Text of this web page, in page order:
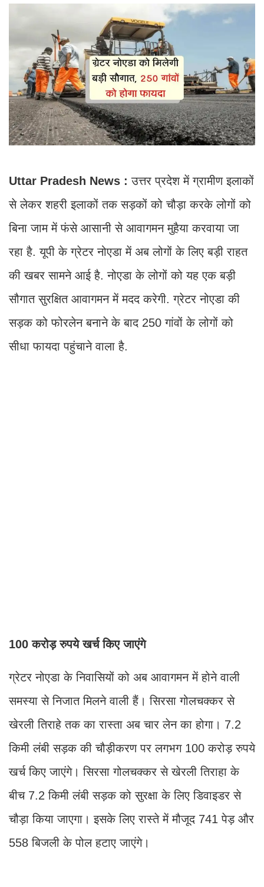
Uttar Pradesh News :उत्तर प्रदेश में ग्रामीण इलाकों
से लेकर शहरी इलाकों तक सड़कों को चौड़ा करके लोगों को
बिना जाम में फंसे आसानी से आवागमन मुहैया करवाया जा
रहा है. यूपी के ग्रेटर नोएडा में अब लोगों के लिए बड़ी राहत
की खबर सामने आई है. नोएडा के लोगों को यह एक बड़ी
सौगात सुरक्षित आवागमन में मदद करेगी. ग्रेटर नोएडा की
सड़क को फोरलेन बनाने के बाद 250 गांवों के लोगों को
सीधा फायदा पहुंचाने वाला है.
100 करोड़ रुपये खर्च किए जाएंगे
ग्रेटर नोएडा के निवासियों को अब आवागमन में होने वाली
समस्या से निजात मिलने वाली हैं। सिरसा गोलचक्कर से
खेरली तिराहे तक का रास्ता अब चार लेन का होगा। 7.2
किमी लंबी सड़क की चौड़ीकरण पर लगभग 100 करोड़ रुपये
खर्च किए जाएंगे। सिरसा गोलचक्कर से खेरली तिराहा के
बीच 7.2 किमी लंबी सड़क को सुरक्षा के लिए डिवाइडर से
चौड़ा किया जाएगा। इसके लिए रास्ते में मौजूद 741 पेड़ और
558 बिजली के पोल हटाए जाएंगे।